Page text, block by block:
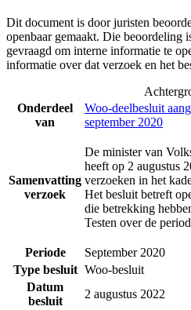
Dit document is door juristen
openbaar gemaakt. Die beoordeling
gevraagd om interne informatie te
informatie over dat verzoek en het
Onderdeel
van
Woo-deelbesluit
september 2020
Samenvatting
verzoek
De minister van
heeft op 2 augustus
verzoeken in het
Het besluit betreft
die betrekking
Testen over de
Periode
September 2020
Type besluit Woo-besluit
Datum
besluit
2 augustus 2022